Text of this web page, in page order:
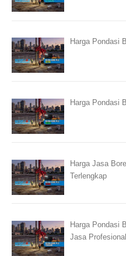
Harga Pondasi
Harga Pondasi
Harga Jasa
Terlengkap
Harga Pondasi
Jasa Profesional